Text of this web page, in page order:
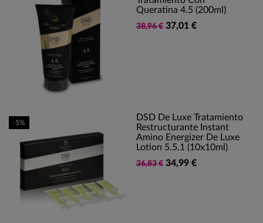
Queratina 4.5 (200ml)
38,96 € 37,01 €
DSD De Luxe Tratamiento
Restructurante Instant
Amino Energizer De Luxe
Lotion 5.5.1 (10x10ml)
36,83 € 34,99 €
-5%